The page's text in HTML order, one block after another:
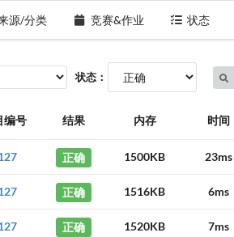
源/分类 竞赛&作业 状态
状态：
编号 结果 内存 时间
正确 1500KB 23ms
正确 1516KB 6ms
正确 1520KB 7ms